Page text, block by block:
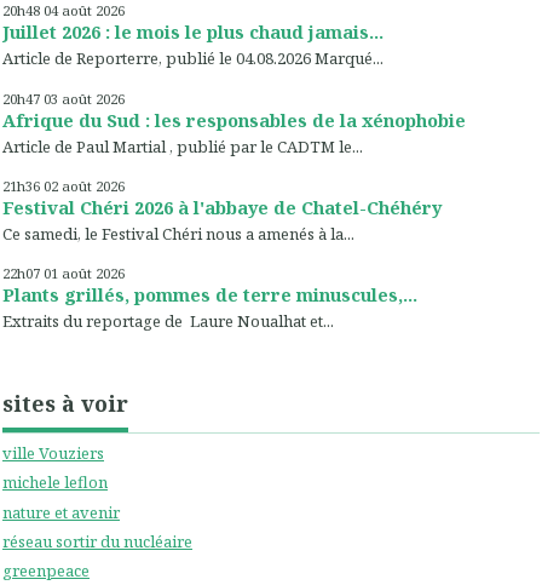
20h48 04 août 2026
Juillet 2026 : le mois le plus chaud jamais...
Article de Reporterre, publié le 04.08.2026 Marqué...
20h47 03 août 2026
Afrique du Sud : les responsables de la xénophobie
Article de Paul Martial , publié par le CADTM le...
21h36 02 août 2026
Festival Chéri 2026 à l'abbaye de Chatel-Chéhéry
Ce samedi, le Festival Chéri nous a amenés à la...
22h07 01 août 2026
Plants grillés, pommes de terre minuscules,...
Extraits du reportage de Laure Noualhat et...
sites à voir
ville Vouziers
michele leflon
nature et avenir
réseau sortir du nucléaire
greenpeace